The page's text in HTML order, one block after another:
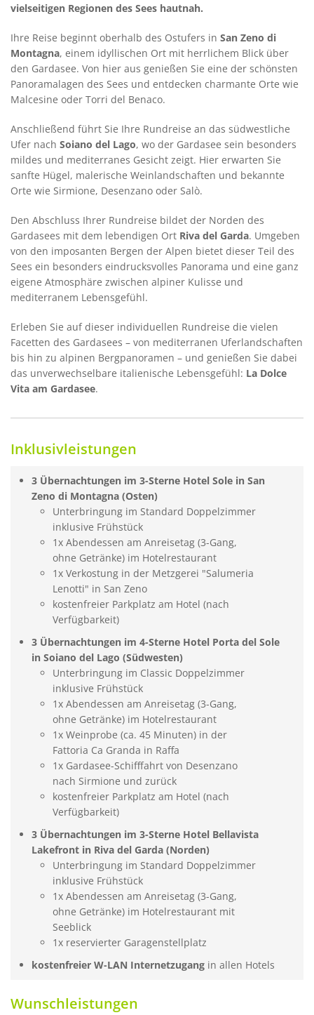
vielseitigen Regionen des Sees hautnah.
Ihre Reise beginnt oberhalb des Ostufers in San Zeno di
Montagna, einem idyllischen Ort mit herrlichem Blick über
den Gardasee. Von hier aus genießen Sie eine der schönsten
Panoramalagen des Sees und entdecken charmante Orte wie
Malcesine oder Torri del Benaco.
Anschließend führt Sie Ihre Rundreise an das südwestliche
Ufer nach Soiano del Lago, wo der Gardasee sein besonders
mildes und mediterranes Gesicht zeigt. Hier erwarten Sie
sanfte Hügel, malerische Weinlandschaften und bekannte
Orte wie Sirmione, Desenzano oder Salò.
Den Abschluss Ihrer Rundreise bildet der Norden des
Gardasees mit dem lebendigen Ort Riva del Garda. Umgeben
von den imposanten Bergen der Alpen bietet dieser Teil des
Sees ein besonders eindrucksvolles Panorama und eine ganz
eigene Atmosphäre zwischen alpiner Kulisse und
mediterranem Lebensgefühl.
Erleben Sie auf dieser individuellen Rundreise die vielen
Facetten des Gardasees – von mediterranen Uferlandschaften
bis hin zu alpinen Bergpanoramen – und genießen Sie dabei
das unverwechselbare italienische Lebensgefühl: La Dolce
Vita am Gardasee.
Inklusivleistungen
3 Übernachtungen im 3-Sterne Hotel Sole in San
Zeno di Montagna (Osten)
Unterbringung im Standard Doppelzimmer
inklusive Frühstück
1x Abendessen am Anreisetag (3-Gang,
ohne Getränke) im Hotelrestaurant
1x Verkostung in der Metzgerei "Salumeria
Lenotti" in San Zeno
kostenfreier Parkplatz am Hotel (nach
Verfügbarkeit)
3 Übernachtungen im 4-Sterne Hotel Porta del Sole
in Soiano del Lago (Südwesten)
Unterbringung im Classic Doppelzimmer
inklusive Frühstück
1x Abendessen am Anreisetag (3-Gang,
ohne Getränke) im Hotelrestaurant
1x Weinprobe (ca. 45 Minuten) in der
Fattoria Ca Granda in Raffa
1x Gardasee-Schifffahrt von Desenzano
nach Sirmione und zurück
kostenfreier Parkplatz am Hotel (nach
Verfügbarkeit)
3 Übernachtungen im 3-Sterne Hotel Bellavista
Lakefront in Riva del Garda (Norden)
Unterbringung im Standard Doppelzimmer
inklusive Frühstück
1x Abendessen am Anreisetag (3-Gang,
ohne Getränke) im Hotelrestaurant mit
Seeblick
1x reservierter Garagenstellplatz
kostenfreier W-LAN Internetzugang in allen Hotels
Wunschleistungen